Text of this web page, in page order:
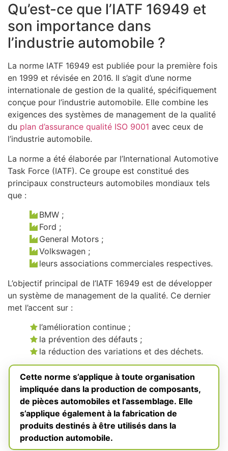
Qu’est-ce que l’IATF 16949 et
son importance dans
l’industrie automobile ?
La norme IATF 16949 est publiée pour la première fois
en 1999 et révisée en 2016. Il s’agit d’une norme
internationale de gestion de la qualité, spécifiquement
conçue pour l’industrie automobile. Elle combine les
exigences des systèmes de management de la qualité
du plan d’assurance qualité ISO 9001 avec ceux de
l’industrie automobile.
La norme a été élaborée par l’International Automotive
Task Force (IATF). Ce groupe est constitué des
principaux constructeurs automobiles mondiaux tels
que :
BMW ;
Ford ;
General Motors ;
Volkswagen ;
leurs associations commerciales respectives.
L’objectif principal de l’IATF 16949 est de développer
un système de management de la qualité. Ce dernier
met l’accent sur :
l’amélioration continue ;
la prévention des défauts ;
la réduction des variations et des déchets.
Cette norme s’applique à toute organisation
impliquée dans la production de composants,
de pièces automobiles et l’assemblage. Elle
s’applique également à la fabrication de
produits destinés à être utilisés dans la
production automobile.